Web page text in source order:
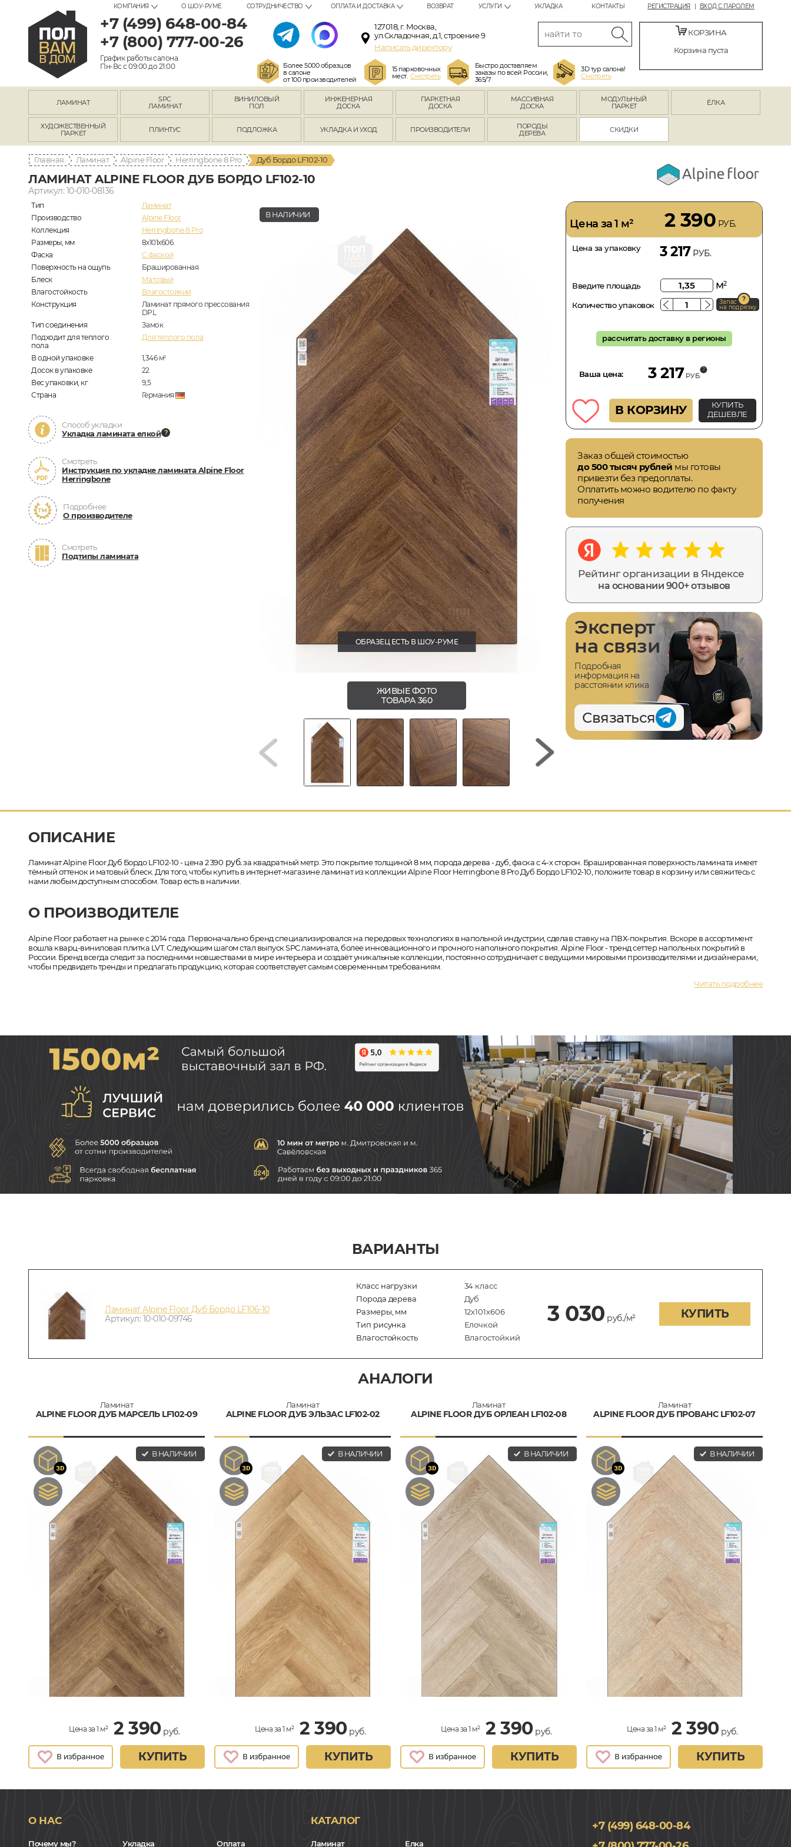
РЕГИСТРАЦИЯ ВХОД С ПАРОЛЕМ
КОМПАНИЯ О ШОУ-РУМЕ СОТРУДНИЧЕСТВО ОПЛАТА И ДОСТАВКА ВОЗВРАТ УСЛУГИ УКЛАДКА КОНТАКТЫ
+7 (499) 648-00-84
+7 (800) 777-00-26
График работы салона
Пн-Вс с 09:00 до 21:00
127018, г. Москва,
ул.Складочная, д.1, строение 9
Написать директору
Более 5000 образцов
в салоне
от 100 производителей
15 парковочных
мест.Смотреть
Быстро доставляем
заказы по всей России,
365/7
3D тур салона!
Смотреть
КОРЗИНА
Корзина пуста
ЛАМИНАТ
SPC
ЛАМИНАТ
ВИНИЛОВЫЙ
ПОЛ
ИНЖЕНЕРНАЯ
ДОСКА
ПАРКЕТНАЯ
ДОСКА
МАССИВНАЯ
ДОСКА
МОДУЛЬНЫЙ
ПАРКЕТ
ЁЛКА
ХУДОЖЕСТВЕННЫЙ
ПАРКЕТ
ПЛИНТУС ПОДЛОЖКА УКЛАДКА И УХОД ПРОИЗВОДИТЕЛИ
ПОРОДЫ
ДЕРЕВА
СКИДКИ
Главная Ламинат Alpine Floor Herringbone 8 Pro Дуб Бордо LF102-10
ЛАМИНАТ ALPINE FLOOR ДУБ БОРДО LF102-10
Артикул: 10-010-08136
Тип
Ламинат
Производство
Alpine Floor
Коллекция
Herringbone 8 Pro
Размеры, мм
8х101х606
Фаска
C фаской
Поверхность на ощупь
Брашированная
Блеск
Матовый
Влагостойкость
Влагостойкий
Конструкция
Ламинат прямого прессования
DPL
Тип соединения
Замок
Подходит для теплого
пола
Для теплого пола
В одной упаковке 1,346 м2
Досок в упаковке
22
Вес упаковки, кг
9,5
Страна
Германия
Способ укладки
Укладка ламината елкой
Смотреть
Инструкция по укладке ламината Alpine Floor
Herringbone
Подробнее
О производителе
Смотреть
Подтипы ламината
В НАЛИЧИИ
ОБРАЗЕЦ ЕСТЬ В ШОУ-РУМЕ
ЖИВЫЕ ФОТО
ТОВАРА 360
Цена за 1 м² 2 390 РУБ.
Цена за упаковку 3 217 РУБ.
Введите площадь м2
Количество упаковок Запас
на подрезку
рассчитать доставку в регионы
Ваша цена: 3 217 РУБ.
В КОРЗИНУ
КУПИТЬ
ДЕШЕВЛЕ
Заказ общей стоимостью
до 500 тысяч рублей мы готовы
привезти без предоплаты.
Оплатить можно водителю по факту
получения
Рейтинг организации в Яндексе
на основании 900+ отзывов
Эксперт
на связи
Подробная
информация на
расстоянии клика
Связаться
ОПИСАНИЕ
Ламинат Alpine Floor Дуб Бордо LF102-10 - цена 2 390 руб.за квадратный метр. Это покрытие толщиной 8 мм, порода дерева - дуб, фаска с 4-х сторон. Брашированная поверхность ламината имеет
тёмный оттенок и матовый блеск. Для того, чтобы купить в интернет-магазине ламинат из коллекции Alpine Floor Herringbone 8 Pro Дуб Бордо LF102-10, положите товар в корзину или свяжитесь с
нами любым доступным способом. Товар есть в наличии.
О ПРОИЗВОДИТЕЛЕ
Alpine Floor работает на рынке с 2014 года. Первоначально бренд специализировался на передовых технологиях в напольной индустрии, сделав ставку на ПВХ-покрытия. Вскоре в ассортимент
вошла кварц-виниловая плитка LVT. Следующим шагом стал выпуск SPC ламината, более инновационного и прочного напольного покрытия. Alpine Floor - тренд сеттер напольных покрытий в
России. Бренд всегда следит за последними новшествами в мире интерьера и создаёт уникальные коллекции, постоянно сотрудничает с ведущими мировыми производителями и дизайнерами,
чтобы предвидеть тренды и предлагать продукцию, которая соответствует самым современным требованиям.
Читать подробнее
ВАРИАНТЫ
Ламинат Alpine Floor Дуб Бордо LF106-10
Артикул: 10-010-09746
Класс нагрузки
34 класс
Порода дерева
Дуб
Размеры, мм
12х101х606
Тип рисунка
Елочкой
Влагостойкость
Влагостойкий
3 030 руб./м² КУПИТЬ
АНАЛОГИ
Ламинат
ALPINE FLOOR ДУБ МАРСЕЛЬ LF102-09
В НАЛИЧИИ
Цена за 1 м² 2 390руб.
КУПИТЬ
Ламинат
ALPINE FLOOR ДУБ ЭЛЬЗАС LF102-02
В НАЛИЧИИ
Цена за 1 м² 2 390руб.
КУПИТЬ
Ламинат
ALPINE FLOOR ДУБ ОРЛЕАН LF102-08
В НАЛИЧИИ
Цена за 1 м² 2 390руб.
КУПИТЬ
Ламинат
ALPINE FLOOR ДУБ ПРОВАНС LF102-07
В НАЛИЧИИ
Цена за 1 м² 2 390руб.
КУПИТЬ
О НАС
Почему мы? Укладка Оплата
КАТАЛОГ
Ламинат Елка
+7 (499) 648-00-84